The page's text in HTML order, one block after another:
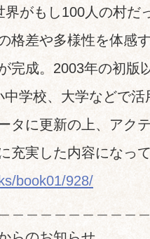
がもし100人の村だ
格差や多様性を体感
完成。2003年の初版
学校、大学などで
タに更新の上、アク
充実した内容になっ
book01/928/
＿＿＿＿＿＿＿＿＿